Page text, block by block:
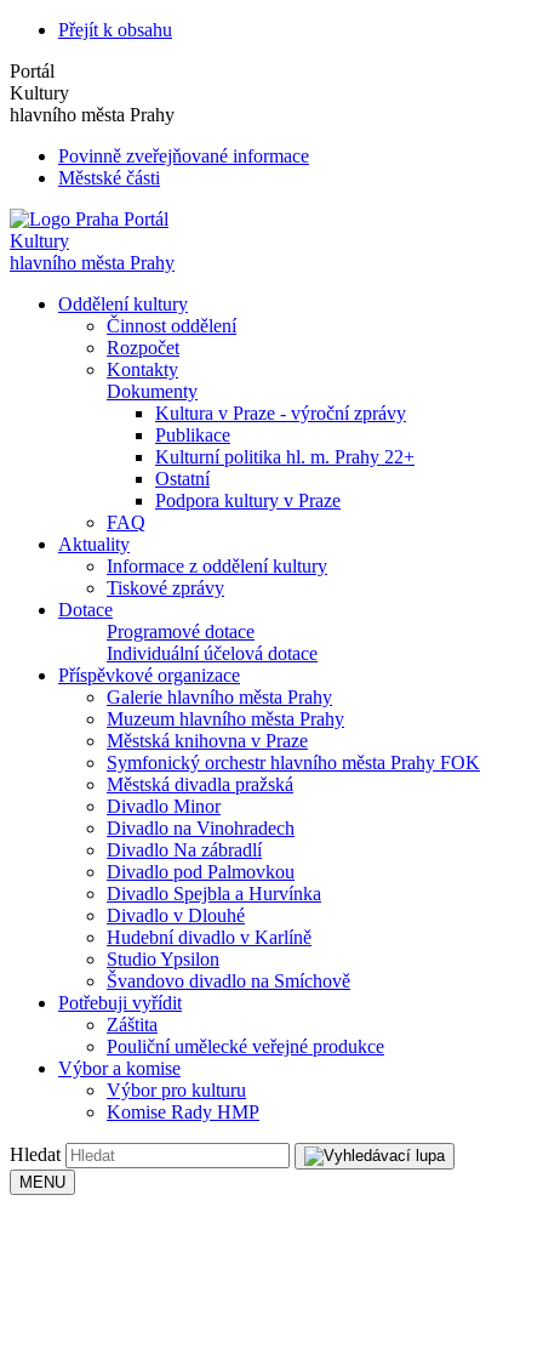
Přejít k obsahu
Portál
Kultury
hlavního města Prahy
Povinně zveřejňované informace
Městské části
Portál
Kultury
hlavního města Prahy
Oddělení kultury
Činnost oddělení
Rozpočet
Kontakty
Dokumenty
Kultura v Praze - výroční zprávy
Publikace
Kulturní politika hl. m. Prahy 22+
Ostatní
Podpora kultury v Praze
FAQ
Aktuality
Informace z oddělení kultury
Tiskové zprávy
Dotace
Programové dotace
Individuální účelová dotace
Příspěvkové organizace
Galerie hlavního města Prahy
Muzeum hlavního města Prahy
Městská knihovna v Praze
Symfonický orchestr hlavního města Prahy FOK
Městská divadla pražská
Divadlo Minor
Divadlo na Vinohradech
Divadlo Na zábradlí
Divadlo pod Palmovkou
Divadlo Spejbla a Hurvínka
Divadlo v Dlouhé
Hudební divadlo v Karlíně
Studio Ypsilon
Švandovo divadlo na Smíchově
Potřebuji vyřídit
Záštita
Pouliční umělecké veřejné produkce
Výbor a komise
Výbor pro kulturu
Komise Rady HMP
Hledat
MENU